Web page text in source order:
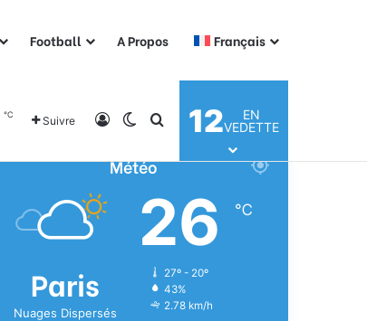
Football A Propos Français
℃ Suivre ConnexionSwitch skin
Rechercher
12
EN
VEDETTE
Météo
Paris
Nuages Dispersés
26 ℃
27º - 20º
43%
2.78 km/h